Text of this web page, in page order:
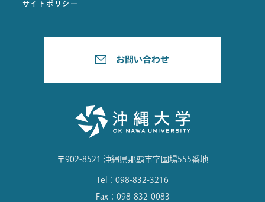
サイトポリシー
〒902-8521 沖縄県那覇市字国場555番地
Tel：098-832-3216
Fax：098-832-0083